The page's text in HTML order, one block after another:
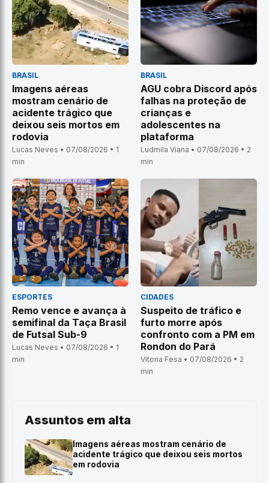
BRASIL
Imagens aéreas
mostram cenário de
acidente trágico que
deixou seis mortos em
rodovia
Lucas Neves • 07/08/2026 • 1
min
BRASIL
AGU cobra Discord após
falhas na proteção de
crianças e
adolescentes na
plataforma
Ludmila Viana • 07/08/2026 • 2
min
ESPORTES
Remo vence e avança à
semifinal da Taça Brasil
de Futsal Sub-9
Lucas Neves • 07/08/2026 • 1
min
CIDADES
Suspeito de tráfico e
furto morre após
confronto com a PM em
Rondon do Pará
Vitoria Fesa • 07/08/2026 • 2
min
Assuntos em alta
Imagens aéreas mostram cenário de
acidente trágico que deixou seis mortos
em rodovia